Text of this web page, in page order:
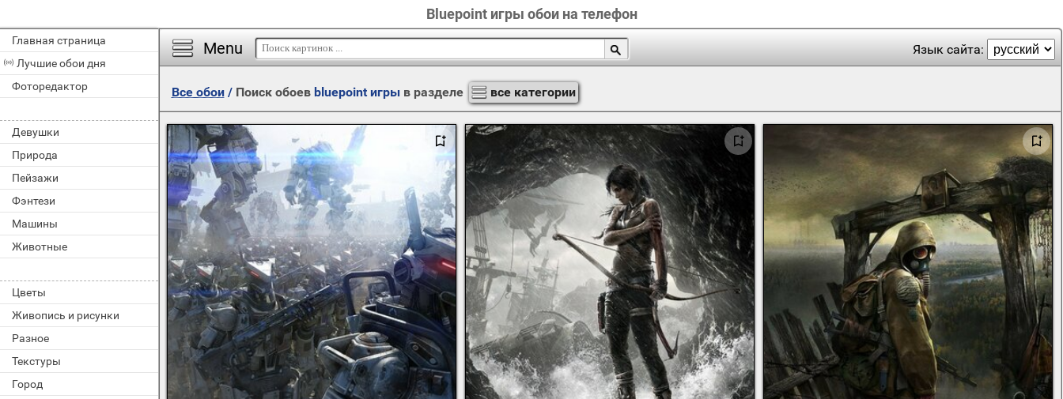
Bluepoint игры обои на телефон
Главная страница
Лучшие обои дня
Фоторедактор
Девушки
Природа
Пейзажи
Фэнтези
Машины
Животные
Цветы
Живопись и рисунки
Разное
Текстуры
Город
Menu Язык сайта:
Все обои/ Поиск обоев bluepoint игрыв разделе все категории